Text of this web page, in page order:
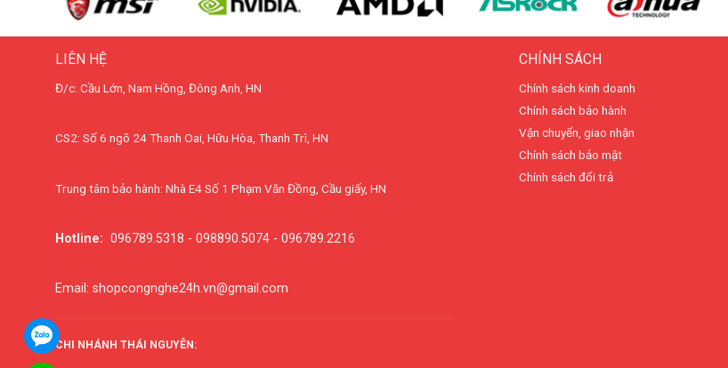
LIÊN HỆ
Đ/c: Cầu Lớn, Nam Hồng, Đông Anh, HN
CS2: Số 6 ngõ 24 Thanh Oai, Hữu Hòa, Thanh Trì, HN
Trung tâm bảo hành: Nhà E4 Số 1 Phạm Văn Đồng, Cầu giấy, HN
Hotline: 096789.5318 - 098890.5074 - 096789.2216
Email: shopcongnghe24h.vn@gmail.com
CHI NHÁNH THÁI NGUYÊN:
CHÍNH SÁCH
Chính sách kinh doanh
Chính sách bảo hành
Vận chuyển, giao nhận
Chính sách bảo mật
Chính sách đổi trả